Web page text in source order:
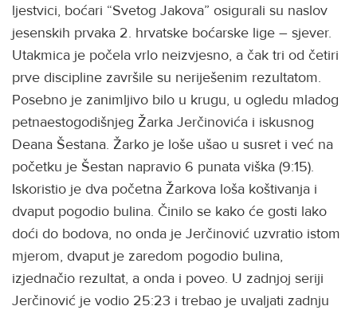
ljestvici, boćari “Svetog Jakova” osigurali su naslov
jesenskih prvaka 2. hrvatske boćarske lige – sjever.
Utakmica je počela vrlo neizvjesno, a čak tri od četiri
prve discipline završile su neriješenim rezultatom.
Posebno je zanimljivo bilo u krugu, u ogledu mladog
petnaestogodišnjeg Žarka Jerčinovića i iskusnog
Deana Šestana. Žarko je loše ušao u susret i već na
početku je Šestan napravio 6 punata viška (9:15).
Iskoristio je dva početna Žarkova loša koštivanja i
dvaput pogodio bulina. Činilo se kako će gosti lako
doći do bodova, no onda je Jerčinović uzvratio istom
mjerom, dvaput je zaredom pogodio bulina,
izjednačio rezultat, a onda i poveo. U zadnjoj seriji
Jerčinović je vodio 25:23 i trebao je uvaljati zadnju